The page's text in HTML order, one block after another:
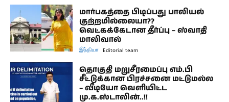
மார்பகத்தை பிடிப்பது பாலியல்
குற்றமில்லையா??
வெட்கக்கேடான தீர்ப்பு – ஸ்வாதி
மாலிவால்
இந்தியா Editorial team
தொகுதி மறுசீரமைப்பு எம்.பி
சீட்டுக்கான பிரச்சனை மட்டுமல்ல
– வீடியோ வெளியிட்ட
மு.க.ஸ்டாலின்..!!